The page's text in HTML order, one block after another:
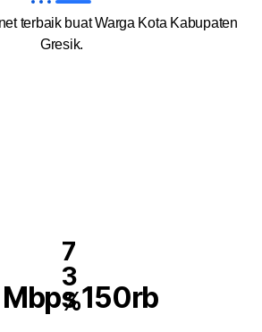
terbaik buat Warga Kota Kabupaten
Gresik.
7
3
%150rb